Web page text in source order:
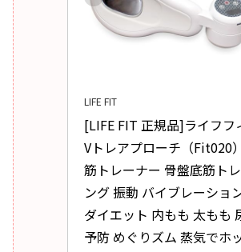
LIFE FIT
[LIFE FIT 正規品]ライフフ
Vトレアプローチ（Fit020
筋トレーナー 骨盤底筋ト
ング 振動 バイブレーショ
ダイエット 内もも 太もも
予防 めぐりズム 蒸気でホ